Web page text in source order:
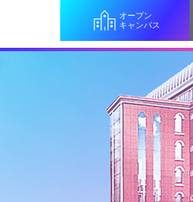
オープン
キャンパス